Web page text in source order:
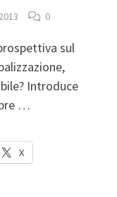
0
sul
Introduce
…
X